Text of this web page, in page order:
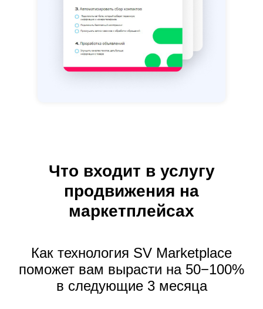
Что входит в услугу
продвижения на
маркетплейсах
Как технология SV Marketplace
поможет вам вырасти на 50−100%
в следующие 3 месяца